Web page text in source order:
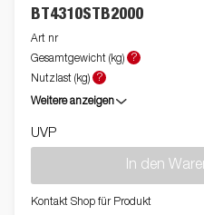
BT4310STB2000
Art nr
Gesamtgewicht (kg)
?
Nutzlast (kg)
?
Weitere anzeigen
UVP
In den
Kontakt Shop für Produkt